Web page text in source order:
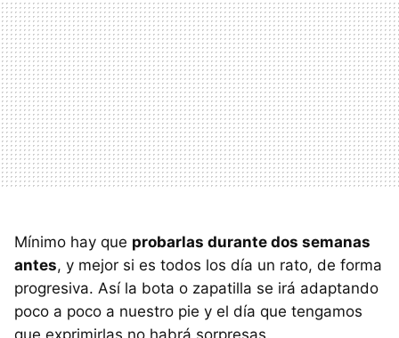
Mínimo hay que probarlas durante dos semanas
antes, y mejor si es todos los día un rato, de forma
progresiva. Así la bota o zapatilla se irá adaptando
poco a poco a nuestro pie y el día que tengamos
que exprimirlas no habrá sorpresas.